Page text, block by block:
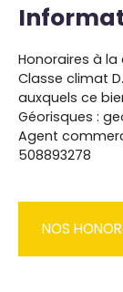
Honoraires à la
Classe climat
auxquels ce
Géorisques :
Agent
508893278
NOS